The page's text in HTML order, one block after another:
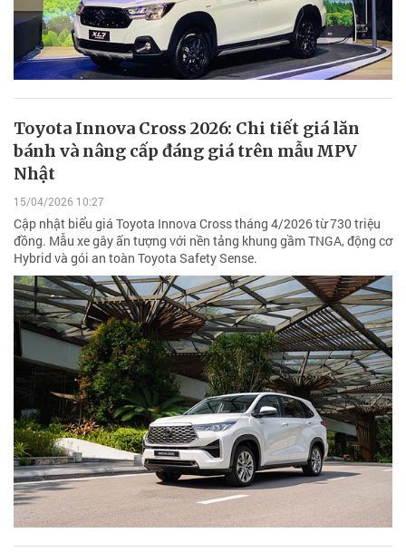
Toyota Innova Cross 2026: Chi tiết giá lăn
bánh và nâng cấp đáng giá trên mẫu MPV
Nhật
15/04/2026 10:27
Cập nhật biểu giá Toyota Innova Cross tháng 4/2026 từ 730 triệu
đồng. Mẫu xe gây ấn tượng với nền tảng khung gầm TNGA, động cơ
Hybrid và gói an toàn Toyota Safety Sense.